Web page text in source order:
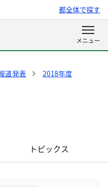
都全体で探す
道発表
2018年度
トピックス